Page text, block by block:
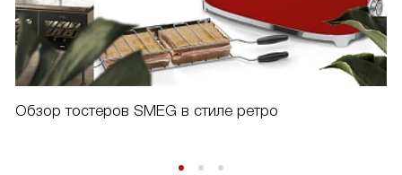
Обзор тостеров SMEG в стиле ретро